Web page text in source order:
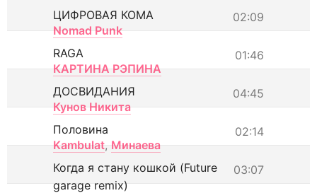
02:09
ЦИФРОВАЯ КОМА
Nomad Punk
01:46
RAGA
КАРТИНА РЭПИНА
04:45
ДОСВИДАНИЯ
Кунов Никита
02:14
Половина
Kambulat, Минаева
03:07
Когда я стану кошкой (Future
garage remix)